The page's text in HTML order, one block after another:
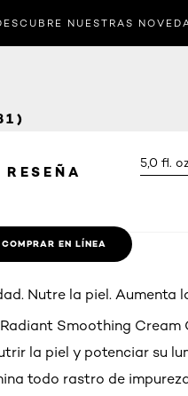
NUESTRAS
CUIDADO
COMPRAR EN LÍNEA
5,0 fl.
Nutre la piel. Aumenta
Radiant Smoothing Cream
la piel y potenciar su
todo rastro de